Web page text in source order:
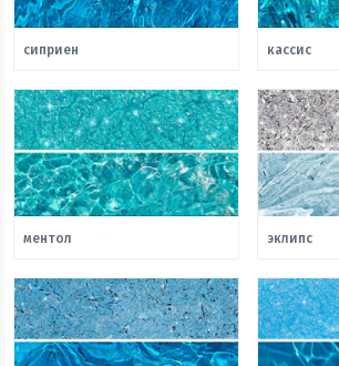
сиприен кассис
ментол эклипс